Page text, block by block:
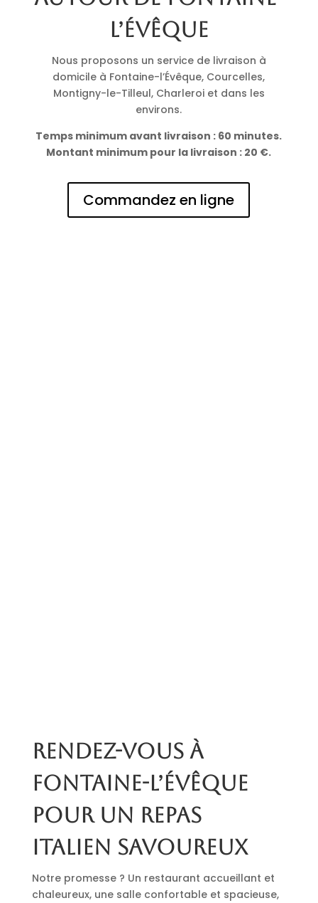
l’Évêque
Nous proposons un service de livraison à
domicile à Fontaine-l’Évêque, Courcelles,
Montigny-le-Tilleul, Charleroi et dans les
environs.
Temps minimum avant livraison : 60 minutes.
Montant minimum pour la livraison : 20 €.
Commandez en ligne
Rendez-vous à
Fontaine-l’Évêque
pour un repas
italien savoureux
Notre promesse ? Un restaurant accueillant et
chaleureux, une salle confortable et spacieuse,